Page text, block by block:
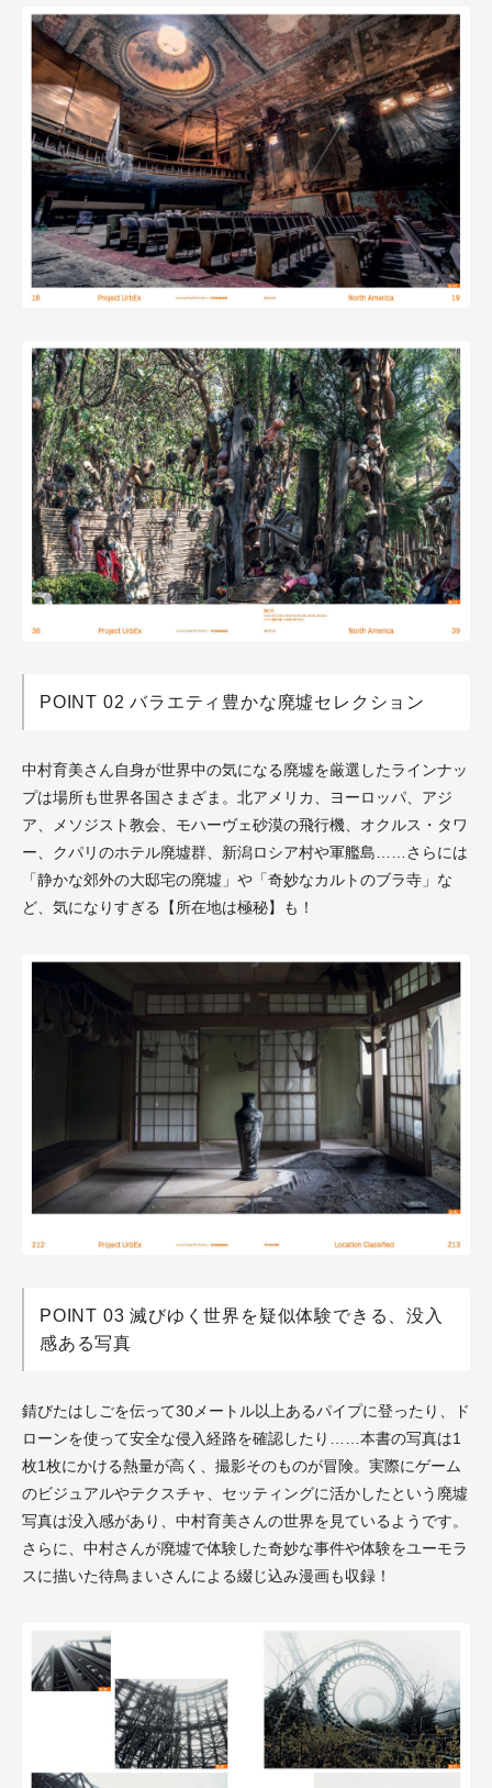
POINT 02 バラエティ豊かな廃墟セレクション
中村育美さん自身が世界中の気になる廃墟を厳選したラインナッ
プは場所も世界各国さまざま。北アメリカ、ヨーロッパ、アジ
ア、メソジスト教会、モハーヴェ砂漠の飛行機、オクルス・タワ
ー、クパリのホテル廃墟群、新潟ロシア村や軍艦島……さらには
「静かな郊外の大邸宅の廃墟」や「奇妙なカルトのブラ寺」な
ど、気になりすぎる【所在地は極秘】も！
POINT 03 滅びゆく世界を疑似体験できる、没入
感ある写真
錆びたはしごを伝って30メートル以上あるパイプに登ったり、ド
ローンを使って安全な侵入経路を確認したり……本書の写真は1
枚1枚にかける熱量が高く、撮影そのものが冒険。実際にゲーム
のビジュアルやテクスチャ、セッティングに活かしたという廃墟
写真は没入感があり、中村育美さんの世界を見ているようです。
さらに、中村さんが廃墟で体験した奇妙な事件や体験をユーモラ
スに描いた待鳥まいさんによる綴じ込み漫画も収録！